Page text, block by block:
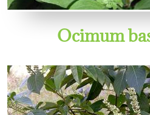
Ocimum